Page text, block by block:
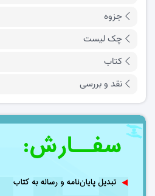
جزوه
چک لیست
کتاب
نقد و بررسی